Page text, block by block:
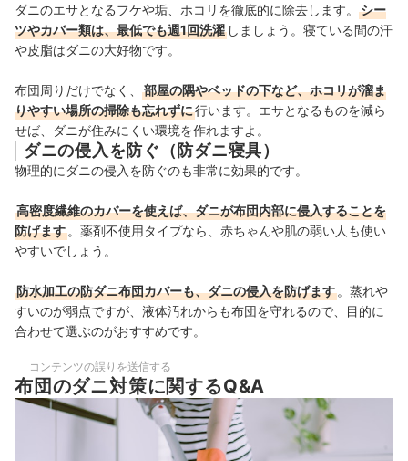
ダニのエサとなるフケや垢、ホコリを徹底的に除去します。
シー
ツやカバー類は、最低でも週1回洗濯 しましょう。寝ている間の汗
や皮脂はダニの大好物です。
布団周りだけでなく、
部屋の隅やベッドの下など、ホコリが溜ま
りやすい場所の掃除も忘れずに行います。エサとなるものを減ら
せば、ダニが住みにくい環境を作れますよ。
ダニの侵入を防ぐ（防ダニ寝具）
物理的にダニの侵入を防ぐのも非常に効果的です。
高密度繊維のカバーを使えば、ダニが布団内部に侵入することを
防げます 。薬剤不使用タイプなら、赤ちゃんや肌の弱い人も使い
やすいでしょう。
防水加工の防ダニ布団カバーも、ダニの侵入を防げます 。蒸れや
すいのが弱点ですが、液体汚れからも布団を守れるので、目的に
合わせて選ぶのがおすすめです。
コンテンツの誤りを送信する
布団のダニ対策に関するQ&A